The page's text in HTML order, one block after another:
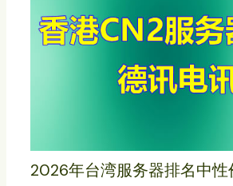
2026年台湾服务器排名中性